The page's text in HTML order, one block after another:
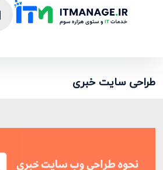
طراحی سایت خبری